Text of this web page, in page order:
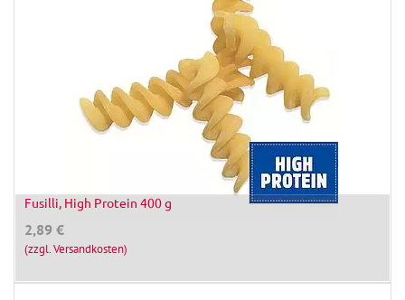
Fusilli, High Protein 400 g
2,89 €
(zzgl. Versandkosten)